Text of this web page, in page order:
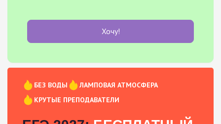
Хочу!
БЕЗ ВОДЫ
ЛАМПОВАЯ АТМОСФЕРА
КРУТЫЕ ПРЕПОДАВАТЕЛИ